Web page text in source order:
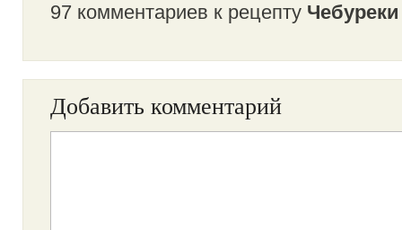
97 комментариев к рецепту
Добавить комментарий